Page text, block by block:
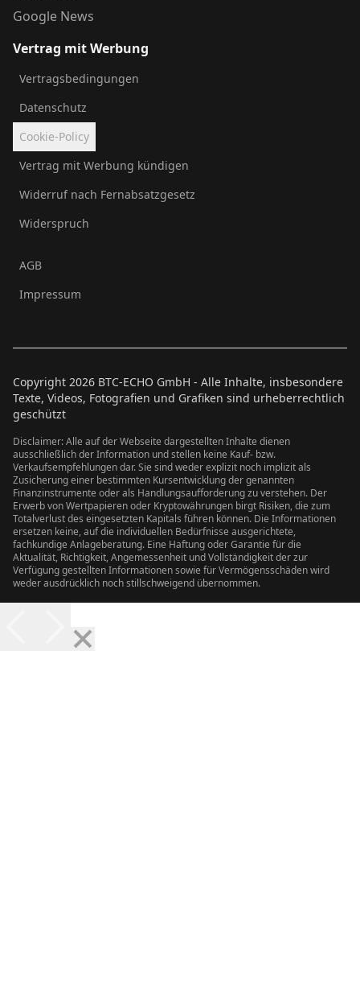
Google News
Vertrag mit Werbung
Vertragsbedingungen
Datenschutz
Cookie-Policy
Vertrag mit Werbung kündigen
Widerruf nach Fernabsatzgesetz
Widerspruch
AGB
Impressum
Copyright 2026 BTC-ECHO GmbH - Alle Inhalte, insbesondere
Texte, Videos, Fotografien und Grafiken sind urheberrechtlich
geschützt
Disclaimer: Alle auf der Webseite dargestellten Inhalte dienen
ausschließlich der Information und stellen keine Kauf- bzw.
Verkaufsempfehlungen dar. Sie sind weder explizit noch implizit als
Zusicherung einer bestimmten Kursentwicklung der genannten
Finanzinstrumente oder als Handlungsaufforderung zu verstehen. Der
Erwerb von Wertpapieren oder Kryptowährungen birgt Risiken, die zum
Totalverlust des eingesetzten Kapitals führen können. Die Informationen
ersetzen keine, auf die individuellen Bedürfnisse ausgerichtete,
fachkundige Anlageberatung. Eine Haftung oder Garantie für die
Aktualität, Richtigkeit, Angemessenheit und Vollständigkeit der zur
Verfügung gestellten Informationen sowie für Vermögensschäden wird
weder ausdrücklich noch stillschweigend übernommen.